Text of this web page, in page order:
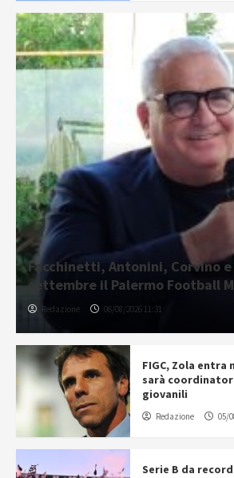
Facchinetti, Antonini, Corvino e
settembre il Palermo Football
Redazione 06/08/2026 11:31
FIGC, Zola
sarà
giovanili
Redazione 05/
Serie B da